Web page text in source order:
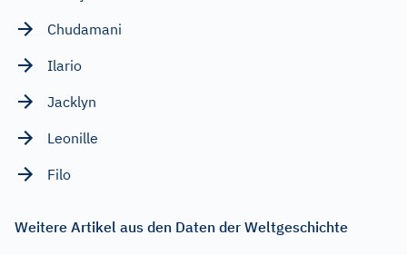
Chudamani
Ilario
Jacklyn
Leonille
Filo
Weitere Artikel aus den Daten der Weltgeschichte